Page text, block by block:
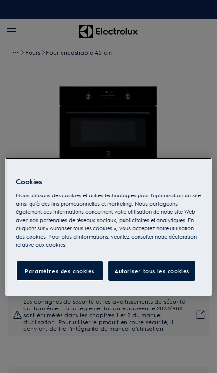
Fours Four encastrable 45 cm
KVLFE46K
600 CombiQuick Four à air pulsé
1.079,99 €
Les consignes de sécurité et les avertissements de sécurité
conformément à la réglementation européenne 2023/988
sont énumérés dans les chapitres 1 et 2 du manuel
d'utilisation. Pour utiliser le produit en toute sécurité, il
convient de lire l'intégralité du manuel d'utilisation.
Cookies
Nous utilisons des cookies et autres technologies pour l’optimisation du site
ainsi qu’à des fins promotionnelles et marketing. Nous partageons
également des informations concernant votre utilisation de notre site Web
avec nos partenaires de réseaux sociaux, publicitaires et analytiques. En
cliquant sur « Autoriser tous les cookies », vous acceptez notre utilisation
des cookies. Pour plus d'informations, veuillez consulter notre déclaration
relative aux cookies.
Paramètres des cookies Autoriser tous les cookies